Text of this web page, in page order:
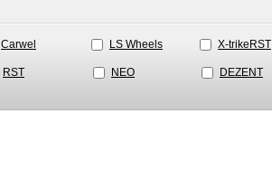
Carwel LS Wheels X-trikeRST
RST NEO DEZENT